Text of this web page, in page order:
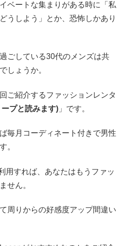
ベートな集まりがある時に「私
うしよう」とか、恐怖しかあり
ごしている30代のメンズは共
しょうか。
ご紹介するファッションレンタ
プと読みます) 」です。
毎月コーディネート付きで男性
。
用すれば、あなたはもうファッ
せん。
周りからの好感度アップ間違い